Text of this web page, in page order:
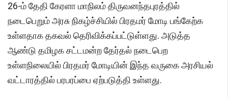
26-ம் தேதி கேரளா மாநிலம் திருவனந்தபுரத்தில்
நடைபெறும் அரசு நிகழ்ச்சியில் பிரதமர் மோடி பங்கேற்க
உள்ளதாக தகவல் தெரிவிக்கப்பட்டுள்ளது. அடுத்த
ஆண்டு தமிழக சட்டமன்ற தேர்தல் நடைபெற
உள்ளநிலையில் பிரதமர் மோடியின் இந்த வருகை அரசியல்
வட்டாரத்தில் பரபரப்பை ஏற்படுத்தி உள்ளது.